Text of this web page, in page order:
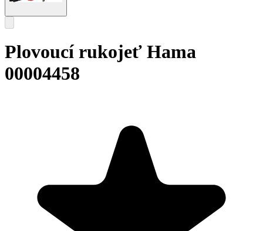
Plovoucí rukojeť Hama
00004458